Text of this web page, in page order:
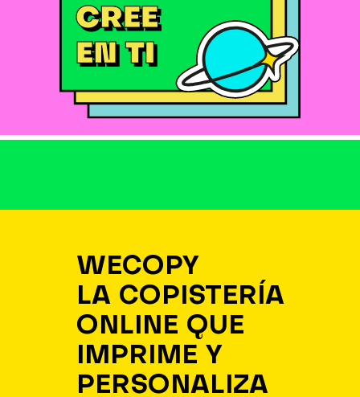
WECOPY
LA COPISTERÍA
ONLINE QUE
IMPRIME Y
PERSONALIZA